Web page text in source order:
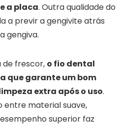
a placa. Outra qualidade do
a previr a gengivite atrás
gengiva.
de frescor, o fio dental
que garante um bom
extra após o uso.
entre material suave,
superior faz